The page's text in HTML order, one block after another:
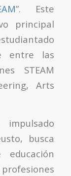
”. Este
principal
entre las
STEAM
Arts
impulsado
busca